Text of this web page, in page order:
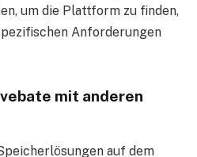
um die Plattform zu finden,
Anforderungen
mit anderen
auf dem